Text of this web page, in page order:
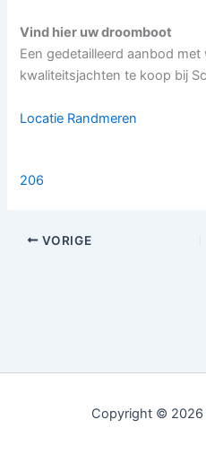
Vind hier uw droomboot
Een gedetailleerd aanbod
kwaliteitsjachten te koop bij
Locatie Randmeren
206
VORIGE
Copyright © 2026